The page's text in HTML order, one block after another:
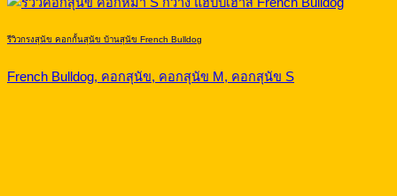
รีวิวกรงสุนัข คอกกั้นสุนัข บ้านสุนัข French Bulldog
French Bulldog, คอกสุนัข, คอกสุนัข M, คอกสุนัข S